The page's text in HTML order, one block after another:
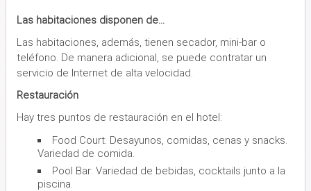
Las habitaciones disponen de...
Las habitaciones, además, tienen secador, mini-bar o
teléfono. De manera adicional, se puede contratar un
servicio de Internet de alta velocidad.
Restauración
Hay tres puntos de restauración en el hotel:
Food Court: Desayunos, comidas, cenas y snacks.
Variedad de comida.
Pool Bar: Variedad de bebidas, cocktails junto a la
piscina.